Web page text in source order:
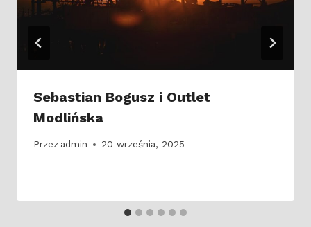
Sebastian Bogusz i Outlet
Modlińska
Przez admin 20 września, 2025